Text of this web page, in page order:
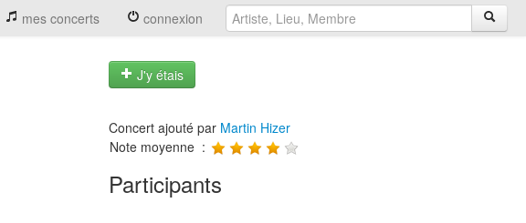
mes concerts connexion
J'y étais
Concert ajouté par Martin Hizer
Note moyenne :
Participants